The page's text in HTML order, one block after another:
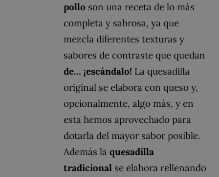
pollo son una receta de lo más
completa y sabrosa, ya que
mezcla diferentes texturas y
sabores de contraste que quedan
de… ¡escándalo! La quesadilla
original se elabora con queso y,
opcionalmente, algo más, y en
esta hemos aprovechado para
dotarla del mayor sabor posible.
Además laquesadilla
tradicional se elabora rellenando